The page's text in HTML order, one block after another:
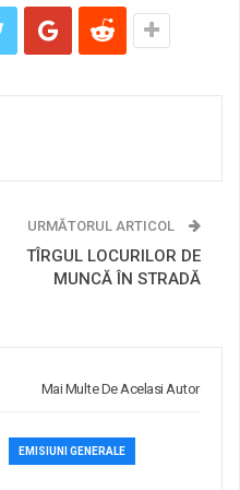
URMĂTORUL ARTICOL
TÎRGUL LOCURILOR DE
MUNCĂ ÎN STRADĂ
Mai Multe De Acelasi Autor
EMISIUNI GENERALE